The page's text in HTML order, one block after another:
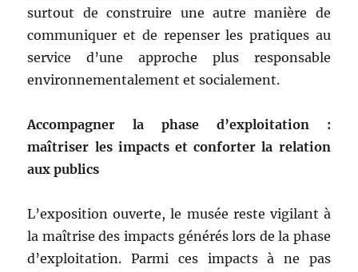
surtout de construire une autre manière de
communiquer et de repenser les pratiques au
service d’une approche plus responsable
environnementalement et socialement.
Accompagner la phase d’exploitation :
maîtriser les impacts et conforter la relation
aux publics
L’exposition ouverte, le musée reste vigilant à
la maîtrise des impacts générés lors de la phase
d’exploitation. Parmi ces impacts à ne pas